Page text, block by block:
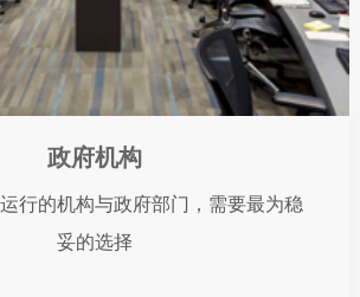
政府机构
行的机构与政府部门，需要最为稳
妥的选择